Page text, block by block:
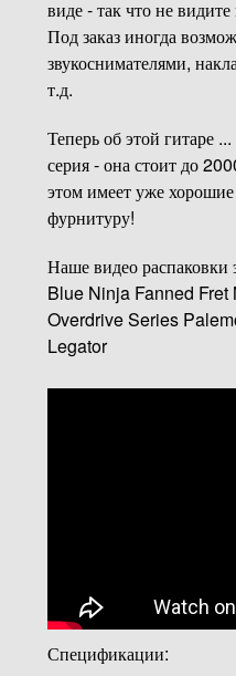
виде - так что не
Под заказ иногда
звукоснимателями,
т.д.
Теперь об этой гитаре
серия - она стоит до
этом имеет уже
фурнитуру!
Наше видео
Blue Ninja Fanned Fret
Overdrive Series
Legator
Спецификации: